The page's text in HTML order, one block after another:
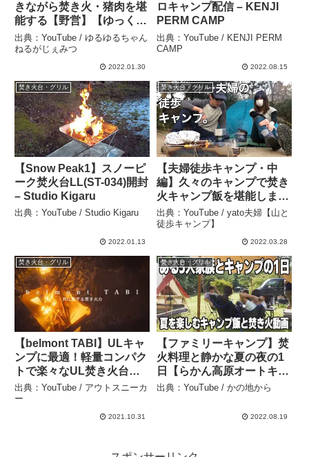
きながら焚き火・猪肉を堪
能する【野営】【ゆっくり
実況】 – ゆるゆるちゃんね
るがじぇみつ
出典：YouTube / ゆるゆるちゃん
ねるがじぇみつ
2022.01.30
ロキャンプ配信 – KENJI
PERM CAMP
出典：YouTube / KENJI PERM
CAMP
2022.08.15
焚き火台・グリル
【Snow Peak1】スノーピ
ーク焚火台LL(ST-034)開封
– Studio Kigaru
出典：YouTube / Studio Kigaru
2022.01.13
焚き火台・グリル
【夫婦徒歩キャンプ・中
編】久々のキャンプで焚き
火キャンプ飯を堪能します
【ベルモントTABI大活
躍】 – yato夫婦【山と徒歩
出典：YouTube / yato夫婦【山と
徒歩キャンプ】
2022.03.28
焚き火台・グリル
【belmont TABI】ULキャ
ンプに最適！軽量コンパク
トで楽々なUL焚き火台！
ベルモントのTABI！ – ア
ウトスニーカー
出典：YouTube / アウトスニーカ
ー
2021.10.31
焚き火台・グリル
【ファミリーキャンプ】焚
火料理と静かな夏の夜の1
日【らかん高原オートキャ
ンプ場】
出典：YouTube / かの地から
2022.08.19